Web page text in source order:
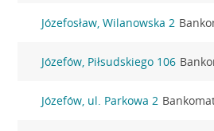
Józefosław, Wilanowska 2
Józefów, Piłsudskiego 106
Józefów, ul. Parkowa 2